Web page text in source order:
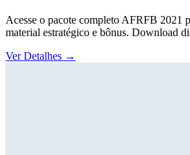
Acesse o pacote completo AFRFB 2021
material estratégico e bônus. Download
Ver Detalhes →